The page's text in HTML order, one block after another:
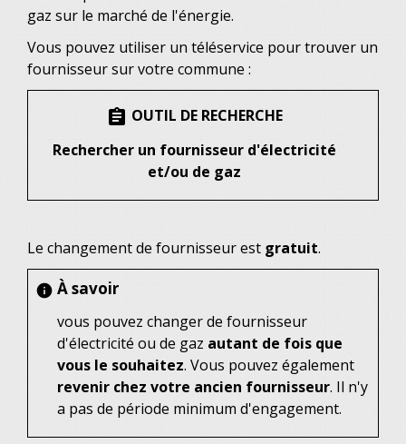
gaz sur le marché de l'énergie.
Vous pouvez utiliser un téléservice pour trouver un
fournisseur sur votre commune :
assignment OUTIL DE RECHERCHE
Rechercher un fournisseur d'électricité
et/ou de gaz
Le changement de fournisseur est gratuit.
info À savoir
vous pouvez changer de fournisseur
d'électricité ou de gaz autant de fois que
vous le souhaitez. Vous pouvez également
revenir chez votre ancien fournisseur. Il n'y
a pas de période minimum d'engagement.